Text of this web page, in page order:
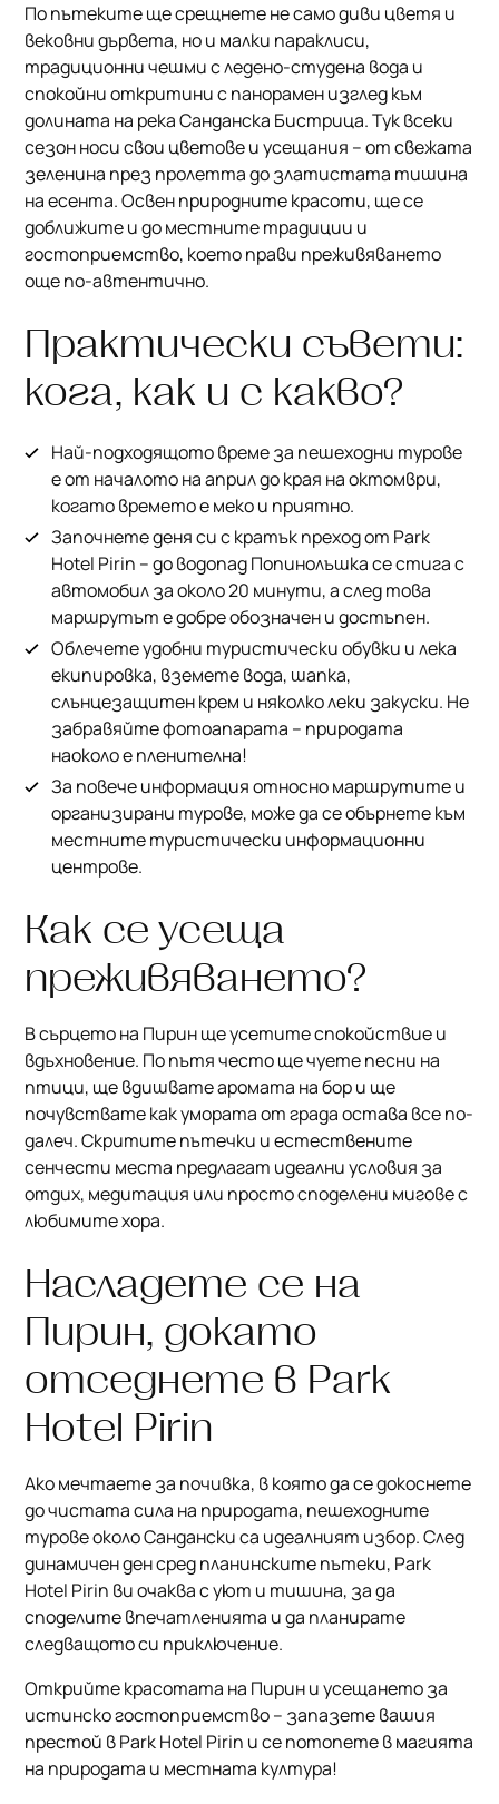
По пътеките ще срещнете не само диви цветя и
вековни дървета, но и малки параклиси,
традиционни чешми с ледено-студена вода и
спокойни откритини с панорамен изглед към
долината на река Санданска Бистрица. Тук всеки
сезон носи свои цветове и усещания – от свежата
зеленина през пролетта до златистата тишина
на есента. Освен природните красоти, ще се
доближите и до местните традиции и
гостоприемство, което прави преживяването
още по-автентично.
Практически съвети:
кога, как и с какво?
Най-подходящото време за пешеходни турове
е от началото на април до края на октомври,
когато времето е меко и приятно.
Започнете деня си с кратък преход от Park
Hotel Pirin – до водопад Попинолъшка се стига с
автомобил за около 20 минути, а след това
маршрутът е добре обозначен и достъпен.
Облечете удобни туристически обувки и лека
екипировка, вземете вода, шапка,
слънцезащитен крем и няколко леки закуски. Не
забравяйте фотоапарата – природата
наоколо е пленителна!
За повече информация относно маршрутите и
организирани турове, може да се обърнете към
местните туристически информационни
центрове.
Как се усеща
преживяването?
В сърцето на Пирин ще усетите спокойствие и
вдъхновение. По пътя често ще чуете песни на
птици, ще вдишвате аромата на бор и ще
почувствате как умората от града остава все по-
далеч. Скритите пътечки и естествените
сенчести места предлагат идеални условия за
отдих, медитация или просто споделени мигове с
любимите хора.
Насладете се на
Пирин, докато
отседнете в Park
Hotel Pirin
Ако мечтаете за почивка, в която да се докоснете
до чистата сила на природата, пешеходните
турове около Сандански са идеалният избор. След
динамичен ден сред планинските пътеки, Park
Hotel Pirin ви очаква с уют и тишина, за да
споделите впечатленията и да планирате
следващото си приключение.
Открийте красотата на Пирин и усещането за
истинско гостоприемство – запазете вашия
престой в Park Hotel Pirin и се потопете в магията
на природата и местната култура!